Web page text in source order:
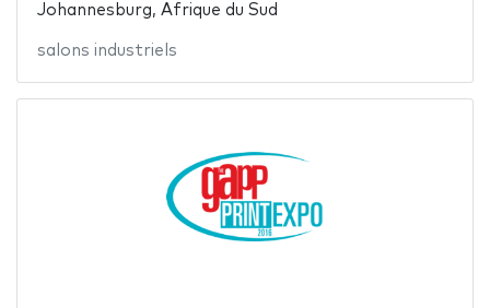
Johannesburg, Afrique du Sud
salons industriels